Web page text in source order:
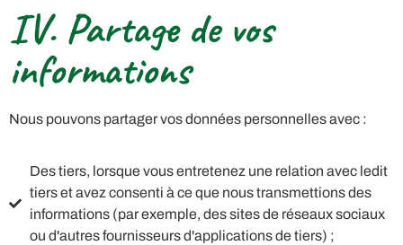
IV. Partage de vos
informations
Nous pouvons partager vos données personnelles avec :
Des tiers, lorsque vous entretenez une relation avec ledit
tiers et avez consenti à ce que nous transmettions des
informations (par exemple, des sites de réseaux sociaux
ou d'autres fournisseurs d'applications de tiers) ;